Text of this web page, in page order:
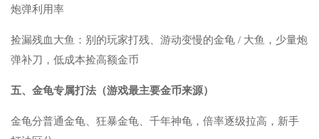
炮弹利用率
捡漏残血大鱼：别的玩家打残、游动变慢的金龟 / 大鱼，少量炮
弹补刀，低成本捡高额金币
五、金龟专属打法（游戏最主要金币来源）
金龟分普通金龟、狂暴金龟、千年神龟，倍率逐级拉高，新手